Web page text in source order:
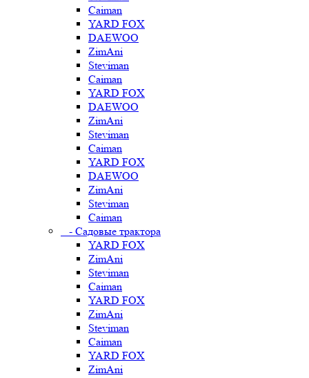
Caiman
YARD FOX
DAEWOO
ZimAni
Steviman
Caiman
YARD FOX
DAEWOO
ZimAni
Steviman
Caiman
YARD FOX
DAEWOO
ZimAni
Steviman
Caiman
- Садовые трактора
YARD FOX
ZimAni
Steviman
Caiman
YARD FOX
ZimAni
Steviman
Caiman
YARD FOX
ZimAni